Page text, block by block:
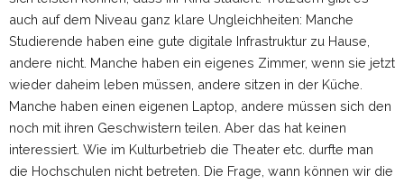
auch auf dem Niveau ganz klare Ungleichheiten: Manche
Studierende haben eine gute digitale Infrastruktur zu Hause,
andere nicht. Manche haben ein eigenes Zimmer, wenn sie jetzt
wieder daheim leben müssen, andere sitzen in der Küche.
Manche haben einen eigenen Laptop, andere müssen sich den
noch mit ihren Geschwistern teilen. Aber das hat keinen
interessiert. Wie im Kulturbetrieb die Theater etc. durfte man
die Hochschulen nicht betreten. Die Frage, wann können wir die